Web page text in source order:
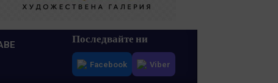
Последвайте ни
Facebook Viber